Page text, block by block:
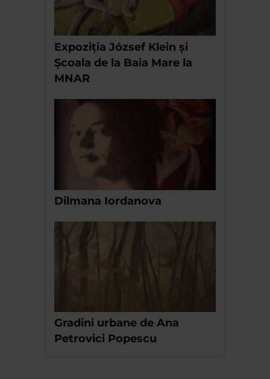
Expoziția József Klein și
Școala de la Baia Mare la
MNAR
Dilmana Iordanova
Gradini urbane de Ana
Petrovici Popescu